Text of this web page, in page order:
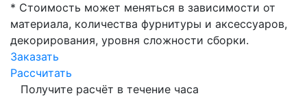
* Стоимость может меняться в зависимости от
материала, количества фурнитуры и аксессуаров,
декорирования, уровня сложности сборки.
Заказать
Рассчитать
Получите расчёт в течение часа